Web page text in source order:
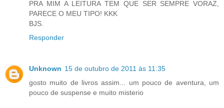
PRA MIM A LEITURA TEM QUE SER SEMPRE VORAZ,
PARECE O MEU TIPO! KKK
BJS.
Responder
Unknown 15 de outubro de 2011 às 11:35
gosto muito de livros assim... um pouco de aventura, um
pouco de suspense e muito misterio